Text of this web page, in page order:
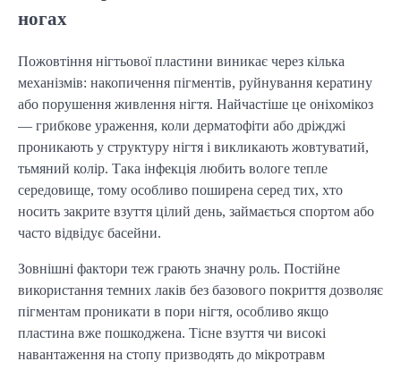
ногах
Пожовтіння нігтьової пластини виникає через кілька
механізмів: накопичення пігментів, руйнування кератину
або порушення живлення нігтя. Найчастіше це оніхомікоз
— грибкове ураження, коли дерматофіти або дріжджі
проникають у структуру нігтя і викликають жовтуватий,
тьмяний колір. Така інфекція любить вологе тепле
середовище, тому особливо поширена серед тих, хто
носить закрите взуття цілий день, займається спортом або
часто відвідує басейни.
Зовнішні фактори теж грають значну роль. Постійне
використання темних лаків без базового покриття дозволяє
пігментам проникати в пори нігтя, особливо якщо
пластина вже пошкоджена. Тісне взуття чи високі
навантаження на стопу призводять до мікротравм